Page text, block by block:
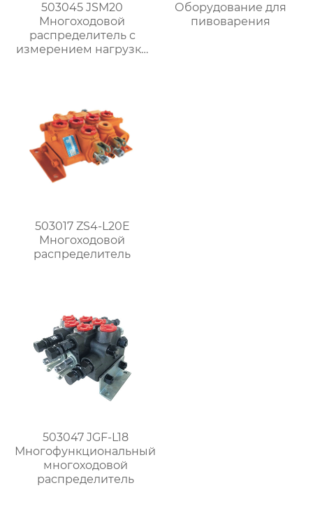
503045 JSM20
Многоходовой
распределитель с
измерением нагрузки
Оборудование для
пивоварения
503017 ZS4-L20E
Многоходовой
распределитель
503047 JGF-L18
Многофункциональный
многоходовой
распределитель